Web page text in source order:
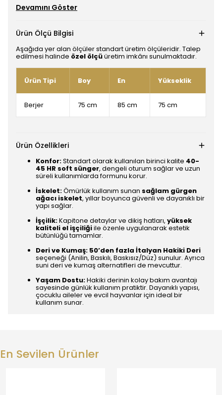
Devamını Göster
Ürün Ölçü Bilgisi
Aşağıda yer alan ölçüler standart üretim ölçüleridir. Talep
edilmesi halinde özel ölçüüretim imkânı sunulmaktadır.
Ürün Tipi Boy En Yükseklik
Berjer 75 cm 85 cm 75 cm
Ürün Özellikleri
Konfor:Standart olarak kullanılan birinci kalite 40-
45 HR soft sünger, dengeli oturum sağlar ve uzun
süreli kullanımlarda formunu korur.
İskelet:Ömürlük kullanım sunan sağlam gürgen
ağacı iskelet, yıllar boyunca güvenli ve dayanıklı bir
yapı sağlar.
İşçilik:Kapitone detaylar ve dikiş hatları, yüksek
kaliteli el işçiliğiile özenle uygulanarak estetik
bütünlüğü tamamlar.
Deri ve Kumaş: 50’den fazla İtalyan Hakiki Deri
seçeneği (Anilin, Baskılı, Baskısız/Düz) sunulur. Ayrıca
suni deri ve kumaş alternatifleri de mevcuttur.
Yaşam Dostu:Hakiki derinin kolay bakım avantajı
sayesinde günlük kullanım pratiktir. Dayanıklı yapısı,
çocuklu aileler ve evcil hayvanlar için ideal bir
kullanım sunar.
En Sevilen Ürünler